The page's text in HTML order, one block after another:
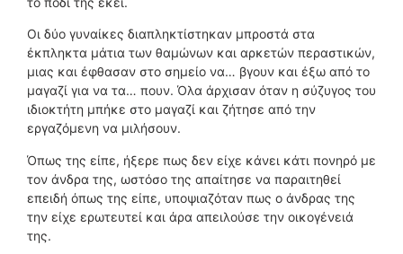
Οι δύο γυναίκες διαπληκτίστηκαν μπροστά στα
έκπληκτα μάτια των θαμώνων και αρκετών περαστικών,
μιας και έφθασαν στο σημείο να… βγουν και έξω από το
μαγαζί για να τα… πουν. Όλα άρχισαν όταν η σύζυγος του
ιδιοκτήτη μπήκε στο μαγαζί και ζήτησε από την
εργαζόμενη να μιλήσουν.
Όπως της είπε, ήξερε πως δεν είχε κάνει κάτι πονηρό με
τον άνδρα της, ωστόσο της απαίτησε να παραιτηθεί
επειδή όπως της είπε, υποψιαζόταν πως ο άνδρας της
την είχε ερωτευτεί και άρα απειλούσε την οικογένειά
της.